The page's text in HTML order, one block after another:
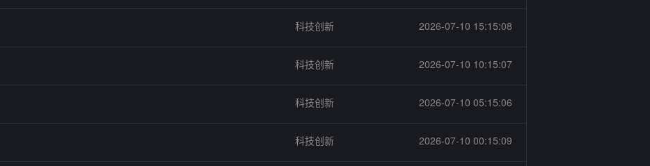
科技创新 2026-07-10 15:15:08
科技创新 2026-07-10 10:15:07
科技创新 2026-07-10 05:15:06
科技创新 2026-07-10 00:15:09